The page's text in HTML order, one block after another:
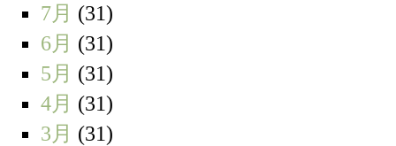
7月 (31)
6月 (31)
5月 (31)
4月 (31)
3月 (31)